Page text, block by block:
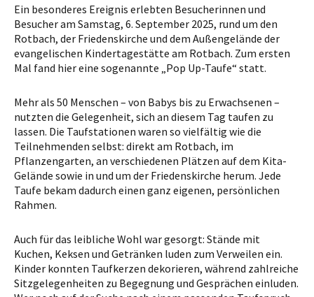
Ein besonderes Ereignis erlebten Besucherinnen und
Besucher am Samstag, 6. September 2025, rund um den
Rotbach, der Friedenskirche und dem Außengelände der
evangelischen Kindertagestätte am Rotbach. Zum ersten
Mal fand hier eine sogenannte „Pop Up-Taufe“ statt.
Mehr als 50 Menschen – von Babys bis zu Erwachsenen –
nutzten die Gelegenheit, sich an diesem Tag taufen zu
lassen. Die Taufstationen waren so vielfältig wie die
Teilnehmenden selbst: direkt am Rotbach, im
Pflanzengarten, an verschiedenen Plätzen auf dem Kita-
Gelände sowie in und um der Friedenskirche herum. Jede
Taufe bekam dadurch einen ganz eigenen, persönlichen
Rahmen.
Auch für das leibliche Wohl war gesorgt: Stände mit
Kuchen, Keksen und Getränken luden zum Verweilen ein.
Kinder konnten Taufkerzen dekorieren, während zahlreiche
Sitzgelegenheiten zu Begegnung und Gesprächen einluden.